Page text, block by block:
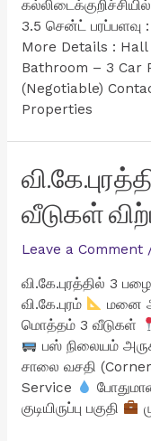
3.5 சென்ட் பரப்பளவு
More Details : Hall
Bathroom – 3 Car
(Negotiable)
Properties
வீடுகள்
Leave a Comment
வி.கே.புரத்தில் 3
வி.கே.புரம்
மனை
மொத்தம் 3 வீடுகள்
பஸ் நிலையம்
சாலை வசதி
Service
குடியிருப்பு பகுதி